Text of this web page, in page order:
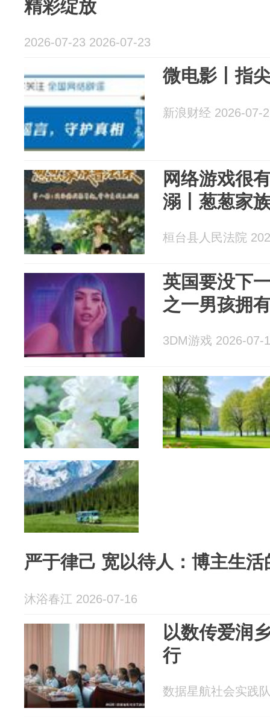
精彩绽放
2026-07-23 2026-07-23
微电影丨指
新浪财经 2026-07-
网络游戏很
溺丨葱葱家
桓台县人民法院
英国要没下
之一男孩拥
3DM游戏 2026-07-
严于律己 宽以待人：博主生
沐浴春江 2026-07-16
以数传爱润
行
数据星航社会实践